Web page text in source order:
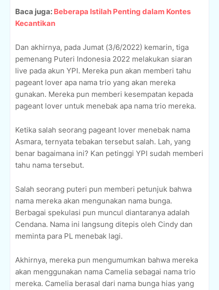
Baca juga: Beberapa Istilah Penting dalam Kontes
Kecantikan
Dan akhirnya, pada Jumat (3/6/2022) kemarin, tiga
pemenang Puteri Indonesia 2022 melakukan siaran
live pada akun YPI. Mereka pun akan memberi tahu
pageant lover apa nama trio yang akan mereka
gunakan. Mereka pun memberi kesempatan kepada
pageant lover untuk menebak apa nama trio mereka.
Ketika salah seorang pageant lover menebak nama
Asmara, ternyata tebakan tersebut salah. Lah, yang
benar bagaimana ini? Kan petinggi YPI sudah memberi
tahu nama tersebut.
Salah seorang puteri pun memberi petunjuk bahwa
nama mereka akan mengunakan nama bunga.
Berbagai spekulasi pun muncul diantaranya adalah
Cendana. Nama ini langsung ditepis oleh Cindy dan
meminta para PL menebak lagi.
Akhirnya, mereka pun mengumumkan bahwa mereka
akan menggunakan nama Camelia sebagai nama trio
mereka. Camelia berasal dari nama bunga hias yang